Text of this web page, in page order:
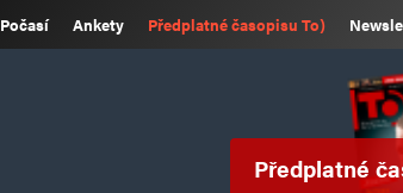
Počasí Ankety Předplatné časopisu To)
Předplatné